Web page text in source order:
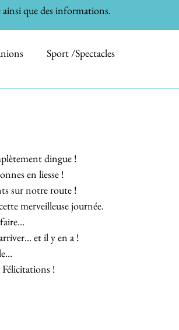
que des informations.
Sport /Spectacles
dingue !
en liesse !
sur notre route !
merveilleuse journée.
et il y en a !
!